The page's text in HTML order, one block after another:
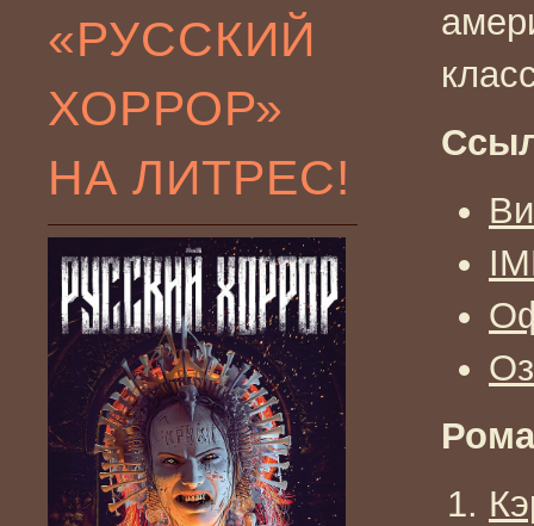
«РУССКИЙ
ХОРРОР»
НА ЛИТРЕС!